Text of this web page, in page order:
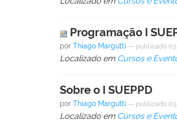
Programação I
porThiago Margutti — publicado
Localizado em Cursos e
Sobre o I SUEPPD
porThiago Margutti — publicado
Localizado em Cursos e